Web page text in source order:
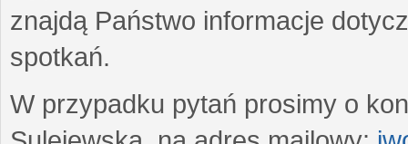
znajdą Państwo informacje
spotkań.
W przypadku pytań prosimy o